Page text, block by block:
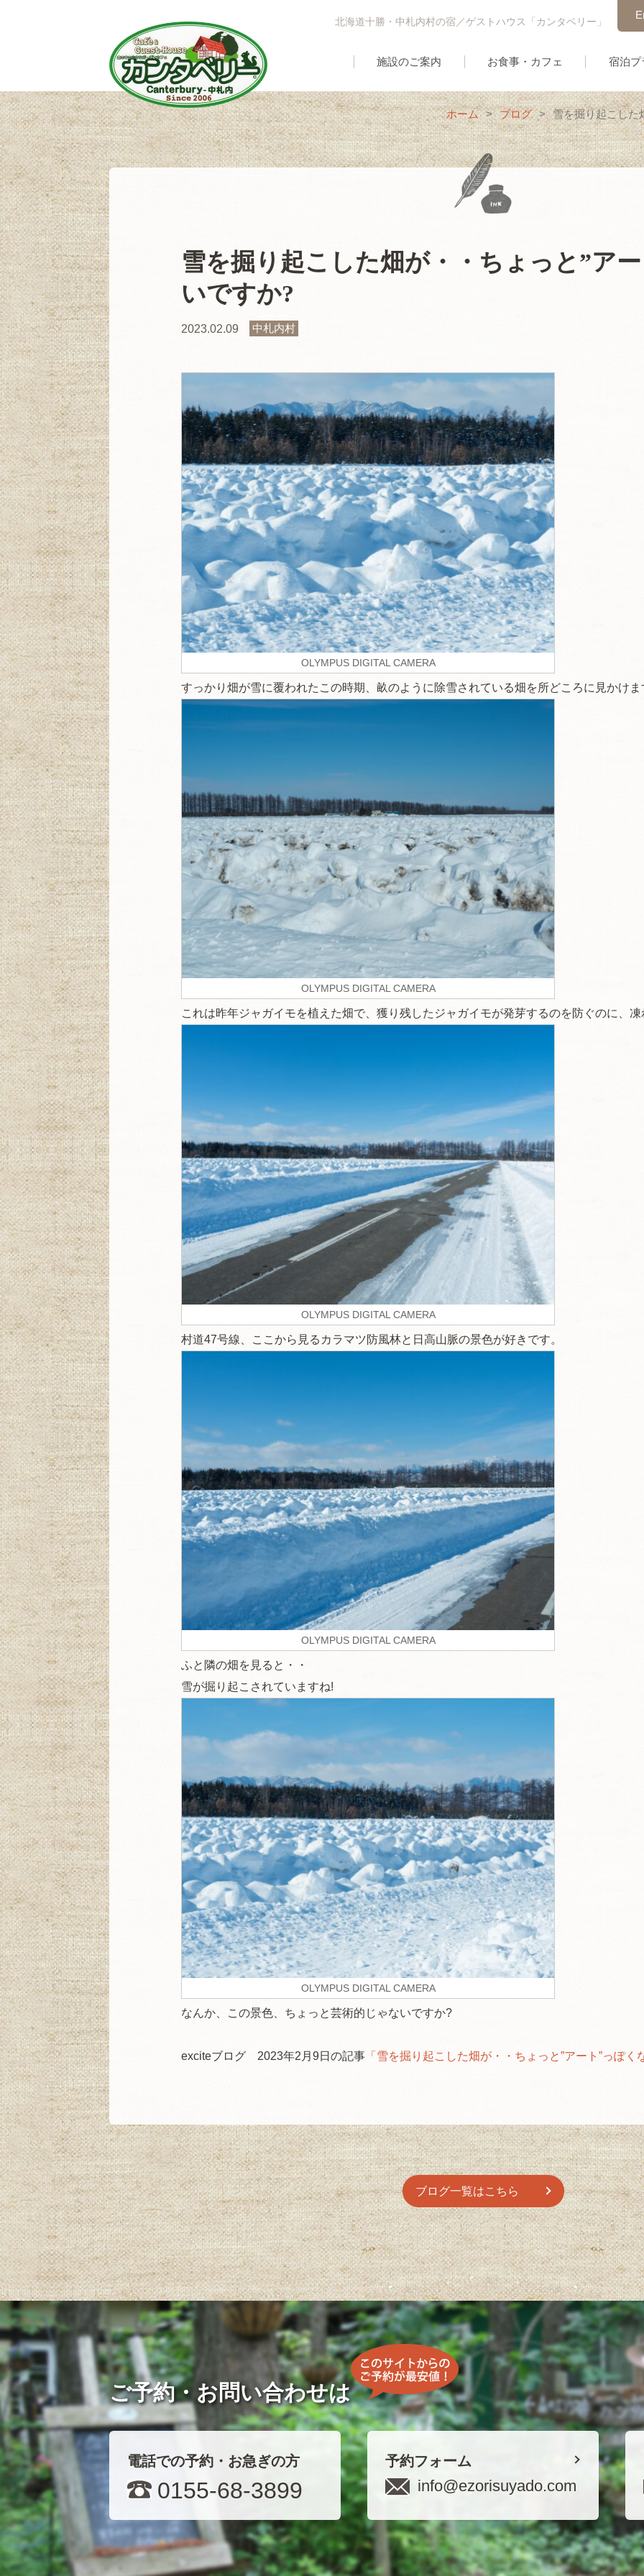
北海道十勝・中札内村の宿／ゲストハウス「カンタベリー」
施設のご案内 お食事・カフェ 宿泊プ
ホーム > ブログ > 雪を掘り起こした
雪を掘り起こした畑が・・ちょっと”ア
いですか?
2023.02.09 中札内村
OLYMPUS DIGITAL CAMERA
すっかり畑が雪に覆われたこの時期、畝のように除雪されている畑を所どころに見かけま
OLYMPUS DIGITAL CAMERA
これは昨年ジャガイモを植えた畑で、獲り残したジャガイモが発芽するのを防ぐのに、
OLYMPUS DIGITAL CAMERA
村道47号線、ここから見るカラマツ防風林と日高山脈の景色が好きです。
OLYMPUS DIGITAL CAMERA
ふと隣の畑を見ると・・
雪が掘り起こされていますね!
OLYMPUS DIGITAL CAMERA
なんか、この景色、ちょっと芸術的じゃないですか?
exciteブログ 2023年2月9日の記事 「雪を掘り起こした畑が・・ちょっと”アート”っぽく
ブログ一覧はこちら
ご予約・お問い合わせは
電話での予約・お急ぎの方
0155-68-3899
予約フォーム
info@ezorisuyado.com